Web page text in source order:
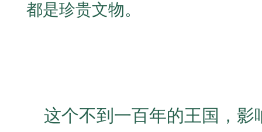
都是珍贵文物。
这个不到一百年的王国，影